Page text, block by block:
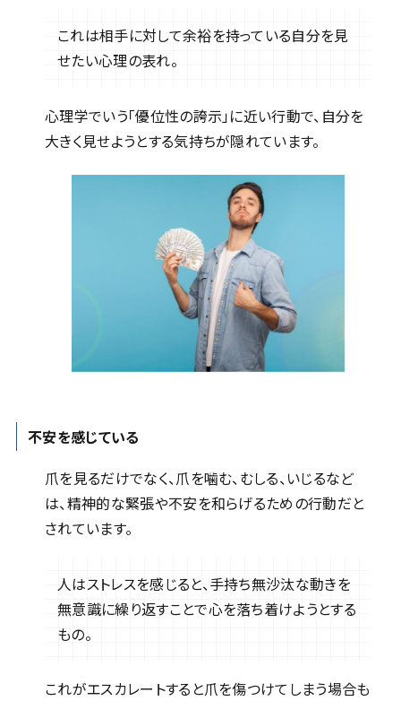
これは相手に対して余裕を持っている自分を見
せたい心理の表れ。
心理学でいう「優位性の誇示」に近い行動で、自分を
大きく見せようとする気持ちが隠れています。
不安を感じている
爪を見るだけでなく、爪を噛む、むしる、いじるなど
は、精神的な緊張や不安を和らげるための行動だと
されています。
人はストレスを感じると、手持ち無沙汰な動きを
無意識に繰り返すことで心を落ち着けようとする
もの。
これがエスカレートすると爪を傷つけてしまう場合も